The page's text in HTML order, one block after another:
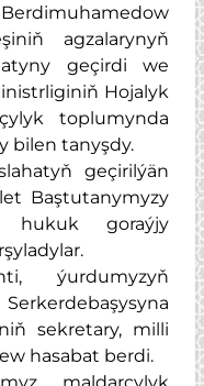
agzalarynyň
geçirdi we
Hojalyk
toplumynda
bilen tanyşdy.
geçirilýän
Baştutanymyzy
hukuk goraýjy
ýurdumyzyň
sekretary, milli
hasabat berdi.